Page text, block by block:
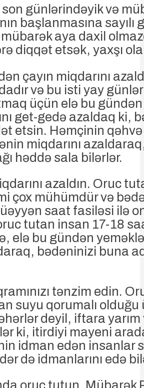
son günlərindəyik və
başlanmasına sayılı
mübarək aya daxil
diqqət etsək, yaxşı
çayın miqdarını
və bu isti yay
üçün elə bu
get-gedə azaldaq ki,
etsin. Həmçinin
miqdarını
həddə sala bilərlər.
azaldın. Oruc
çox mühümdür və
saat fasiləsi ilə
tutan insan 17-18
elə bu gündən
bədəninizi buna
tənzim edin.
suyu qorumalı olduğu
deyil, iftara
ki, itirdiyi mayeni
idman edən insanlar
də idmanlarını edə